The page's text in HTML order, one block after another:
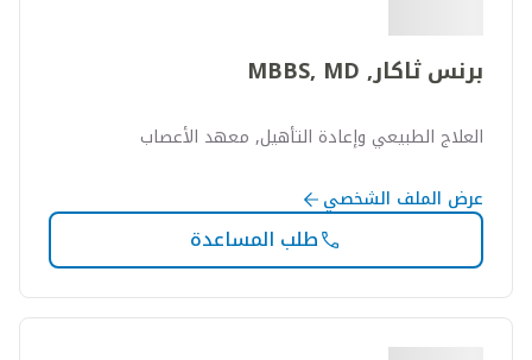
برنس ثاكار, MBBS, MD
العلاج الطبيعي وإعادة التأهيل, معهد الأعصاب
عرض الملف الشخصي
طلب المساعدة